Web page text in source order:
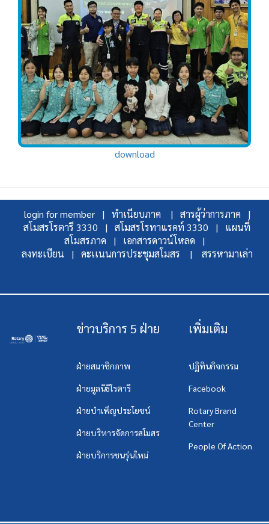
download
login for member | ทำเนียบภาค |
สารผู้ว่าการภาค |
สโมสรโรตารี 3330 |
สโมสรโรทาแรคท์ 3330 |
แผนที่
สโมสรภาค |
เอกสารดาวน์โหลด |
ลงทะเบียน |
คะเเนนการประชุมสโมสร | สรรหามาเล่า
ข่าวบริการ 5 ฝ่าย
ฝ่ายสมาชิกภาพ
ฝ่ายมูลนิธิโรตารี
ฝ่ายบำเพ็ญประโยชน์
ฝ่ายบริหารจัดการสโมสร
ฝ่ายบริการชนรุ่นใหม่
เพิ่มเติม
ปฏิทินกิจกรรม
Facebook
Rotary Brand
Center
People Of Action